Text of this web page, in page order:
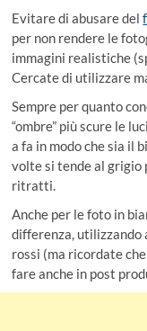
Evitare di abusare del
per non rendere le
immagini realistiche
Cercate di utilizzare
Sempre per quanto
“ombre” più scure le
a fa in modo che sia il
volte si tende al grigio
ritratti.
Anche per le foto in
differenza, utilizzando
rossi (ma ricordate
fare anche in post